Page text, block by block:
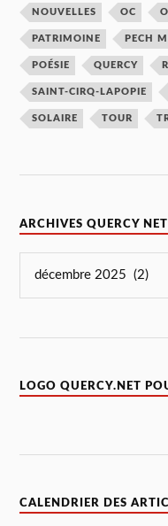
NOUVELLES OC
PATRIMOINE PECH
POÉSIE QUERCY
SAINT-CIRQ-LAPOPIE
SOLAIRE TOUR
ARCHIVES QUERCY NET
LOGO QUERCY.NET
CALENDRIER DES